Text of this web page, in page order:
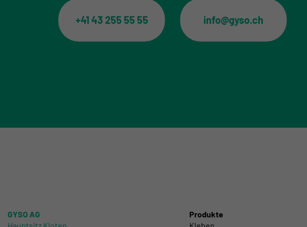
+41 43 255 55 55 info@gyso.ch
Produkte
Kleben
GYSO AG
Hauptsitz Kloten